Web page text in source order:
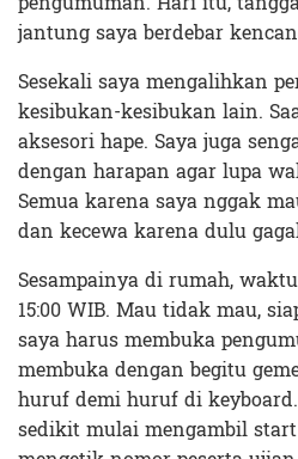
jantung saya berdebar
Sesekali saya mengalihkan
kesibukan-kesibukan lain.
aksesori hape. Saya juga
dengan harapan agar lupa
Semua karena saya nggak
dan kecewa karena dulu
Sesampainya di rumah,
15:00 WIB. Mau tidak mau,
saya harus membuka
membuka dengan begitu
huruf demi huruf di
sedikit mulai mengambil